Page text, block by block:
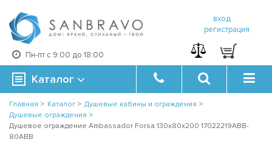
Пн-пт с 9:00 до 18:00
вход
регистрация
Каталог
Главная > Каталог > Душевые кабины и ограждения >
Душевые ограждения >
Душевое ограждение Ambassador Forsa 130x80x200 17022219ABB-
80ABB